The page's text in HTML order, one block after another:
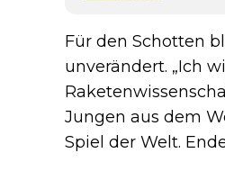
Für den Schotten
unverändert. „Ich
Jungen aus dem
Spiel der Welt.